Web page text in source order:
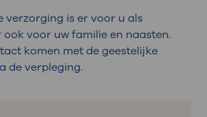
verzorging is er voor u als
voor uw familie en naasten.
komen met de geestelijke
de verpleging.